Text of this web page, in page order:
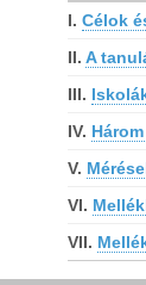
I. Célok
II. A
III.
IV.
V.
VI.
VII.